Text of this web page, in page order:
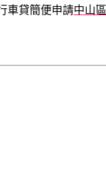
車貸簡便申請中山